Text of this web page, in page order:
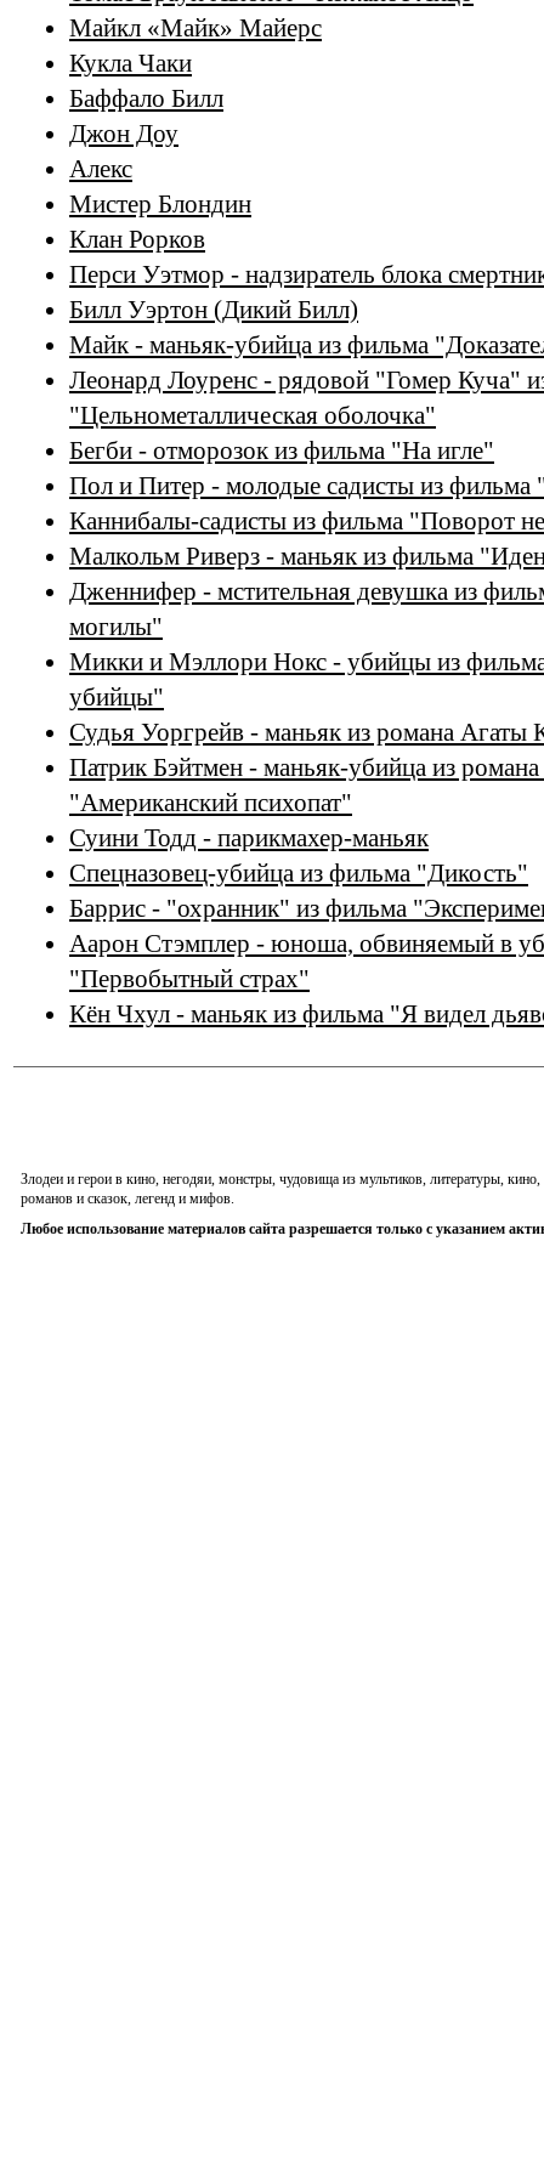
Майкл «Майк» Майерс
Кукла Чаки
Баффало Билл
Джон Доу
Алекс
Мистер Блондин
Клан Рорков
Перси Уэтмор - надзиратель блока
Билл Уэртон (Дикий Билл)
Майк - маньяк-убийца из фильма
Леонард Лоуренс - рядовой "Гомер Куча"
"Цельнометаллическая оболочка"
Бегби - отморозок из фильма "На игле"
Пол и Питер - молодые садисты из фильма
Каннибалы-садисты из фильма "Поворот
Малкольм Риверз - маньяк из фильма
Дженнифер - мстительная девушка из
могилы"
Микки и Мэллори Нокс - убийцы из
убийцы"
Судья Уоргрейв - маньяк из романа Агаты
Патрик Бэйтмен - маньяк-убийца из
"Американский психопат"
Суини Тодд - парикмахер-маньяк
Спецназовец-убийца из фильма "Дикость"
Баррис - "охранник" из фильма
Аарон Стэмплер - юноша, обвиняемый в
"Первобытный страх"
Кён Чхул - маньяк из фильма "Я видел
Злодеи и герои в кино, негодяи, монстры, чудовища из мультиков, литературы,
романов и сказок, легенд и мифов.
Любое использование материалов сайта разрешается только с указанием